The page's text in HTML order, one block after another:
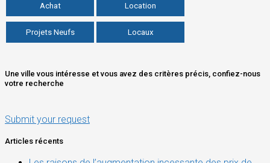
Achat Location
Projets Neufs Locaux
Une ville vous intéresse et vous avez des critères précis, confiez-nous
votre recherche
Submit your request
Articles récents